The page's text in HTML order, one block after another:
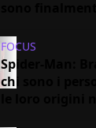
FOCUS
Spider-Man:
chi sono i